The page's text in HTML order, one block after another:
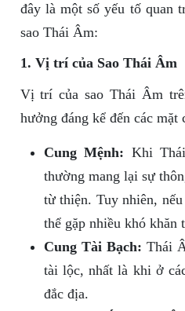
đây là một số yếu tố quan
sao Thái Âm:
1. Vị trí của Sao Thái Âm
Vị trí của sao Thái Âm
hưởng đáng kể đến các mặt
Cung Mệnh: Khi
thường mang lại sự
từ thiện. Tuy nhiên,
thể gặp nhiều khó khăn
Cung Tài Bạch: Thái
tài lộc, nhất là khi ở
đắc địa.